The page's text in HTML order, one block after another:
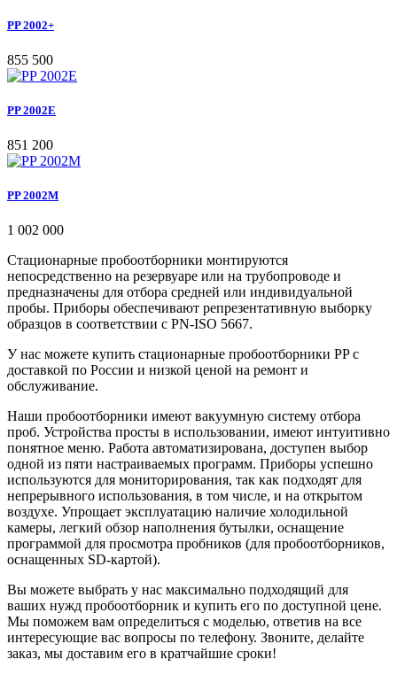
PP 2002+
855 500
PP 2002E
851 200
PP 2002M
1 002 000
Стационарные пробоотборники монтируются
непосредственно на резервуаре или на трубопроводе и
предназначены для отбора средней или индивидуальной
пробы. Приборы обеспечивают репрезентативную выборку
образцов в соответствии с PN-ISO 5667.
У нас можете купить стационарные пробоотборники PP с
доставкой по России и низкой ценой на ремонт и
обслуживание.
Наши пробоотборники имеют вакуумную систему отбора
проб. Устройства просты в использовании, имеют интуитивно
понятное меню. Работа автоматизирована, доступен выбор
одной из пяти настраиваемых программ. Приборы успешно
используются для мониторирования, так как подходят для
непрерывного использования, в том числе, и на открытом
воздухе. Упрощает эксплуатацию наличие холодильной
камеры, легкий обзор наполнения бутылки, оснащение
программой для просмотра пробников (для пробоотборников,
оснащенных SD-картой).
Вы можете выбрать у нас максимально подходящий для
ваших нужд пробоотборник и купить его по доступной цене.
Мы поможем вам определиться с моделью, ответив на все
интересующие вас вопросы по телефону. Звоните, делайте
заказ, мы доставим его в кратчайшие сроки!